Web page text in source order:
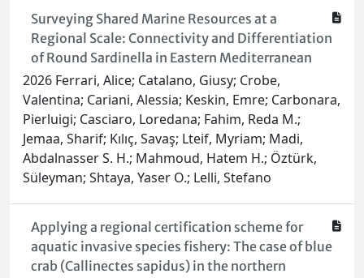
Surveying Shared Marine Resources at a
Regional Scale: Connectivity and Differentiation
of Round Sardinella in Eastern Mediterranean
2026 Ferrari, Alice; Catalano, Giusy; Crobe,
Valentina; Cariani, Alessia; Keskin, Emre; Carbonara,
Pierluigi; Casciaro, Loredana; Fahim, Reda M.;
Jemaa, Sharif; Kılıç, Savaş; Lteif, Myriam; Madi,
Abdalnasser S. H.; Mahmoud, Hatem H.; Öztürk,
Süleyman; Shtaya, Yaser O.; Lelli, Stefano
Applying a regional certification scheme for
aquatic invasive species fishery: The case of blue
crab (Callinectes sapidus) in the northern